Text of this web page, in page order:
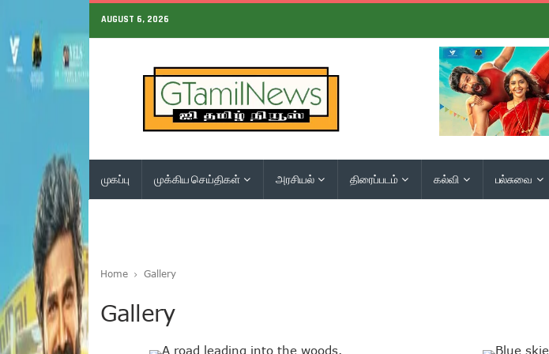
AUGUST 6, 2026
முகப்பு முக்கிய செய்திகள் அரசியல் திரைப்படம் கல்வி பல்சுவை
Home Gallery
Gallery